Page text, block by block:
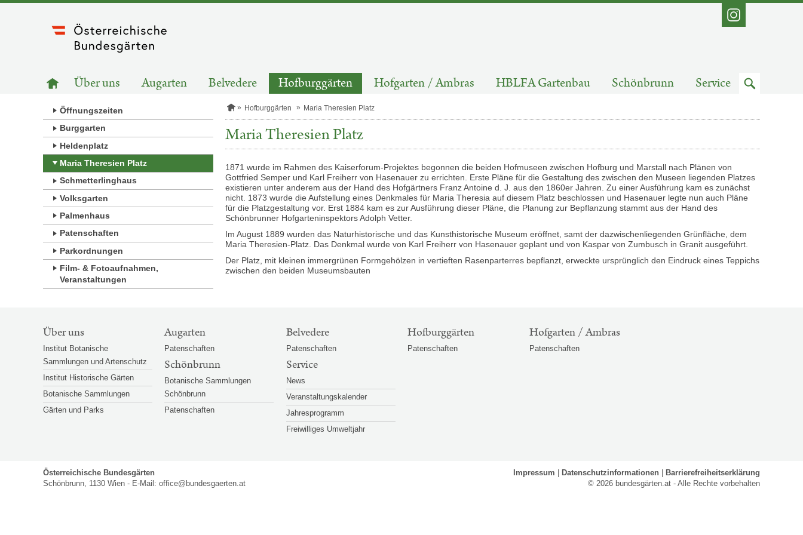
Instagram
HAUPTNAVIGATION
Zur
Startseite
Über uns Augarten Belvedere Hofburggärten Hofgarten / Ambras HBLFA Gartenbau Schönbrunn Service
Zum
Öffnungszeiten
Burggarten
Heldenplatz
Maria Theresien Platz
Schmetterlinghaus
Volksgarten
Palmenhaus
Patenschaften
Parkordnungen
Film- & Fotoaufnahmen,
Veranstaltungen
S
r
e
i
e
Hofburggärten Maria Theresien Platz
Maria Theresien Platz
1871 wurde im Rahmen des Kaiserforum-Projektes begonnen die beiden Hofmuseen zwischen Hofburg und Marstall nach Plänen von
Gottfried Semper und Karl Freiherr von Hasenauer zu errichten. Erste Pläne für die Gestaltung des zwischen den Museen liegenden Platzes
existieren unter anderem aus der Hand des Hofgärtners Franz Antoine d. J. aus den 1860er Jahren. Zu einer Ausführung kam es zunächst
nicht. 1873 wurde die Aufstellung eines Denkmales für Maria Theresia auf diesem Platz beschlossen und Hasenauer legte nun auch Pläne
für die Platzgestaltung vor. Erst 1884 kam es zur Ausführung dieser Pläne, die Planung zur Bepflanzung stammt aus der Hand des
Schönbrunner Hofgarteninspektors Adolph Vetter.
Im August 1889 wurden das Naturhistorische und das Kunsthistorische Museum eröffnet, samt der dazwischenliegenden Grünfläche, dem
Maria Theresien-Platz. Das Denkmal wurde von Karl Freiherr von Hasenauer geplant und von Kaspar von Zumbusch in Granit ausgeführt.
Der Platz, mit kleinen immergrünen Formgehölzen in vertieften Rasenparterres bepflanzt, erweckte ursprünglich den Eindruck eines Teppichs
zwischen den beiden Museumsbauten
SITEMAP-
NAVIGATION
Über uns
Institut Botanische
Sammlungen und Artenschutz
Institut Historische Gärten
Botanische Sammlungen
Gärten und Parks
Augarten
Patenschaften
Belvedere
Patenschaften
Hofburggärten
Patenschaften
Hofgarten / Ambras
Patenschaften
Schönbrunn
Botanische Sammlungen
Schönbrunn
Patenschaften
Service
News
Veranstaltungskalender
Jahresprogramm
Freiwilliges Umweltjahr
Österreichische Bundesgärten
Schönbrunn, 1130 Wien - E-Mail: office@bundesgaerten.at
Impressum Datenschutzinformationen
Barrierefreiheitserklärung
© 2026 bundesgärten.at - Alle Rechte vorbehalten